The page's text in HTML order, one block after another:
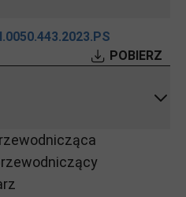
POBIERZ